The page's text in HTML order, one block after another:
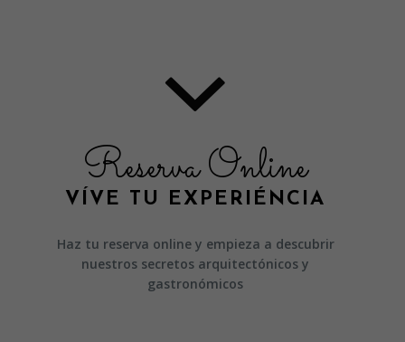
Reserva Online
VÍVE TU EXPERIÉNCIA
Haz tu reserva online y empieza a descubrir
nuestros secretos arquitectónicos y
gastronómicos